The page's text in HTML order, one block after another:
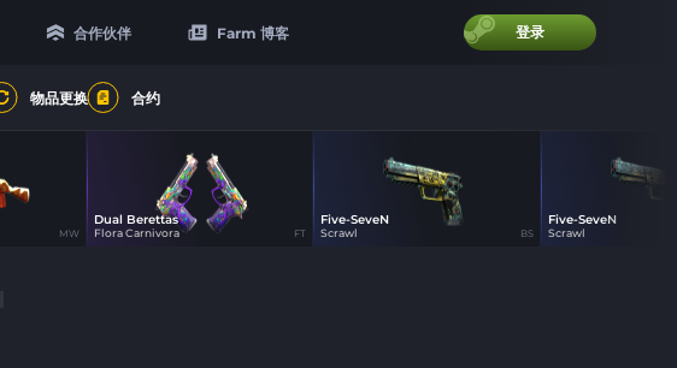
合作伙伴 Farm 博客 登录
物品更换 合约
MW
Dual Berettas
Flora Carnivora FT 1
Five-SeveN
Scrawl BS 1
Five-SeveN
Scrawl